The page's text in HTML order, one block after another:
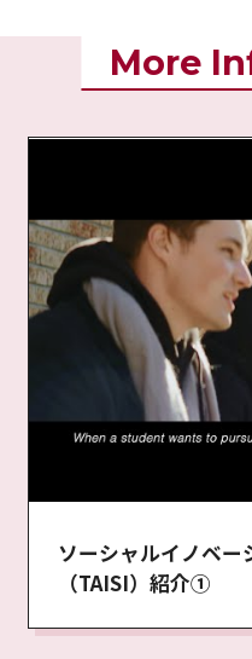
More
ソーシャルイノベー
（TAISI）紹介①